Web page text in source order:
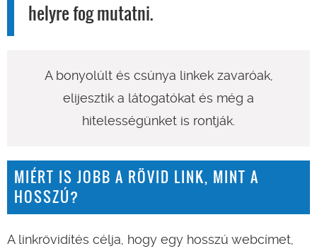
helyre fog mutatni.
A bonyolúlt és csúnya linkek zavaróak,
elijesztik a látogatókat és még a
hitelességünket is rontják.
MIÉRT IS JOBB A RÖVID LINK, MINT A
HOSSZÚ?
A linkrövidítés célja, hogy egy hosszú webcímet,